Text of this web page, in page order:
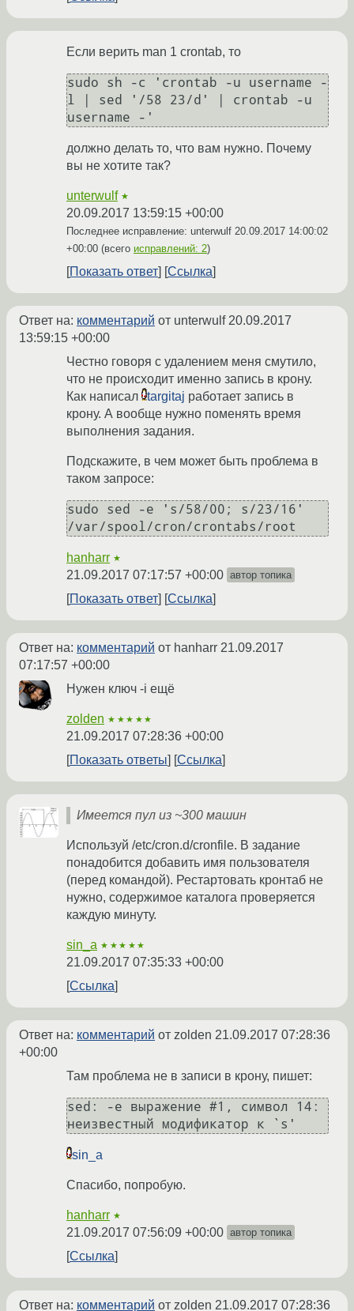
Если верить man 1 crontab, то
sudo sh -c 'crontab -u username -
l | sed '/58 23/d' | crontab -u
должно делать то, что вам нужно. Почему
вы не хотите так?
unterwulf ★
20.09.2017 13:59:15 +00:00
Последнее исправление: unterwulf 20.09.2017 14:00:02
+00:00 (всего исправлений: 2)
Показать ответ Ссылка
Ответ на: комментарий от unterwulf20.09.2017
13:59:15 +00:00
Честно говоря с удалением меня смутило,
что не происходит именно запись в крону.
Как написал
targitaj работает запись в
крону. А вообще нужно поменять время
выполнения задания.
Подскажите, в чем может быть проблема в
таком запросе:
sudo sed -e 's/58/00; s/23/16'
/var/spool/cron/crontabs/root
hanharr ★
21.09.2017 07:17:57 +00:00 автор топика
Показать ответ Ссылка
Ответ на: комментарий от hanharr 21.09.2017
07:17:57 +00:00
Нужен ключ -i ещё
zolden ★★★★★
21.09.2017 07:28:36 +00:00
Показать ответы
Ссылка
Имеется пул из ~300 машин
Используй /etc/cron.d/cronfile. В задание
понадобится добавить имя пользователя
(перед командой). Рестартовать кронтаб не
нужно, содержимое каталога проверяется
каждую минуту.
sin_a ★★★★★
21.09.2017 07:35:33 +00:00
Ссылка
Ответ на: комментарий от zolden 21.09.2017 07:28:36
+00:00
Там проблема не в записи в крону, пишет:
sed: -e выражение #1, символ 14:
неизвестный модификатор к `s'
sin_a
Спасибо, попробую.
hanharr ★
21.09.2017 07:56:09 +00:00 автор топика
Ссылка
Ответ на: комментарий от zolden 21.09.2017 07:28:36